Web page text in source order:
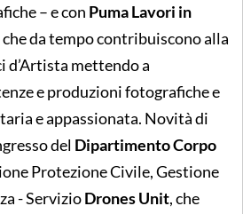
– e con Puma Lavori in
da tempo contribuiscono alla
d’Artista mettendo a
e produzioni fotografiche e
e appassionata. Novità di
del Dipartimento Corpo
Protezione Civile, Gestione
- ServizioDrones Unit, che